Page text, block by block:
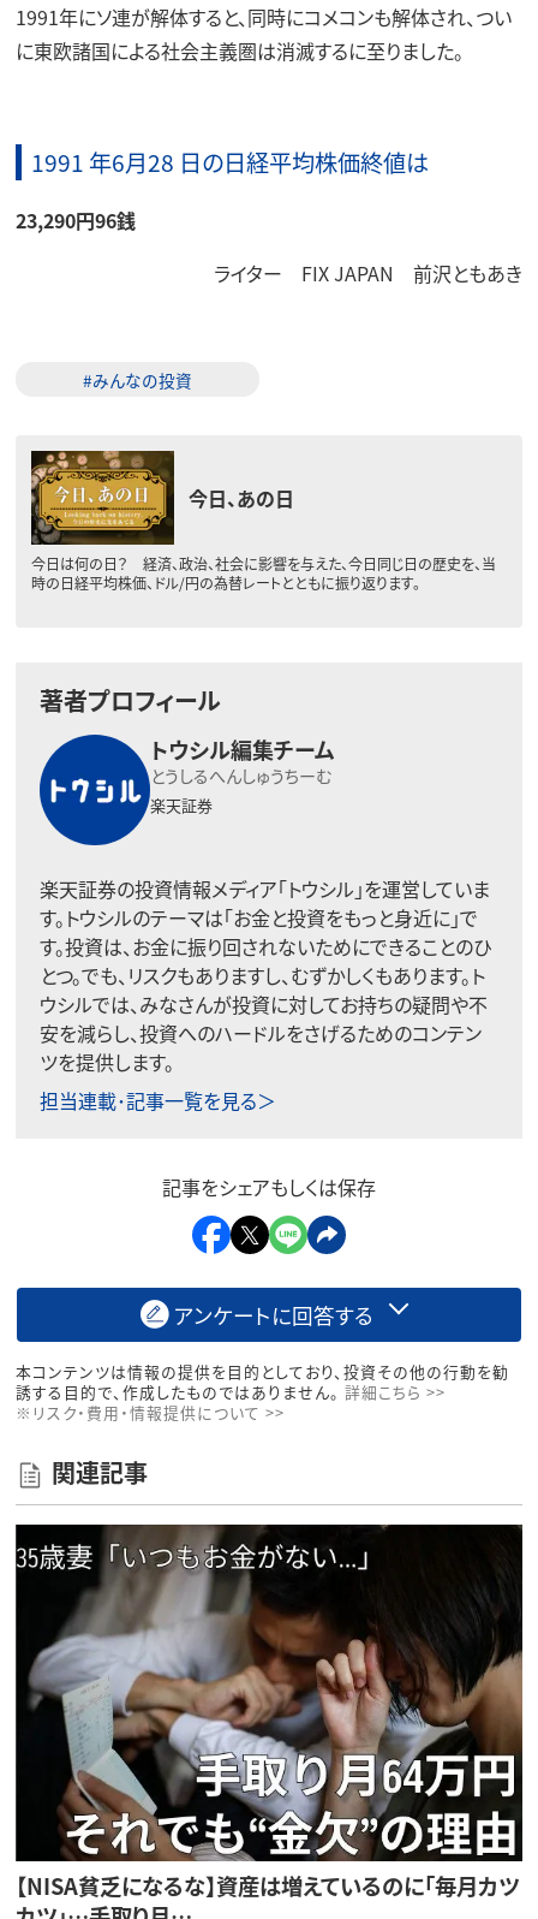
1991年にソ連が解体すると、同時にコメコンも解体され、つい
に東欧諸国による社会主義圏は消滅するに至りました。
1991 年6月28 日の日経平均株価終値は
23,290円96銭
ライター FIX JAPAN 前沢ともあき
#みんなの投資
今日、あの日
今日は何の日？ 経済、政治、社会に影響を与えた、今日同じ日の歴史を、当
時の日経平均株価、ドル/円の為替レートとともに振り返ります。
著者プロフィール
トウシル編集チーム
とうしるへんしゅうちーむ
楽天証券
楽天証券の投資情報メディア「トウシル」を運営していま
す。トウシルのテーマは「お金と投資をもっと身近に」で
す。投資は、お金に振り回されないためにできることのひ
とつ。でも、リスクもありますし、むずかしくもあります。ト
ウシルでは、みなさんが投資に対してお持ちの疑問や不
安を減らし、投資へのハードルをさげるためのコンテン
ツを提供します。
担当連載･記事一覧を見る＞
記事をシェアもしくは保存
アンケートに回答する
本コンテンツは情報の提供を目的としており、投資その他の行動を勧
誘する目的で、作成したものではありません。 詳細こちら >>
※リスク・費用・情報提供について >>
関連記事
【NISA貧乏になるな】資産は増えているのに「毎月カツ